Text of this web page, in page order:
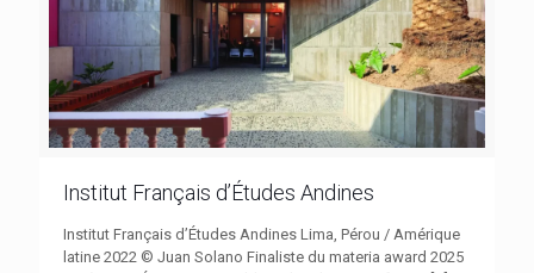
Institut Français d’Études Andines
Institut Français d’Études Andines Lima, Pérou / Amérique
latine 2022 © Juan Solano Finaliste du materia award 2025